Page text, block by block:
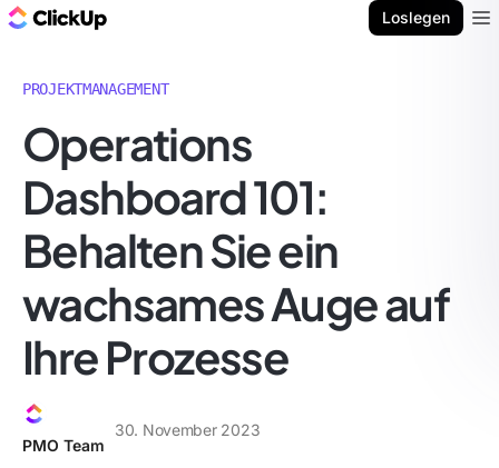
Loslegen
PROJEKTMANAGEMENT
Operations
Dashboard 101:
Behalten Sie ein
wachsames Auge auf
Ihre Prozesse
PMO Team
30. November 2023